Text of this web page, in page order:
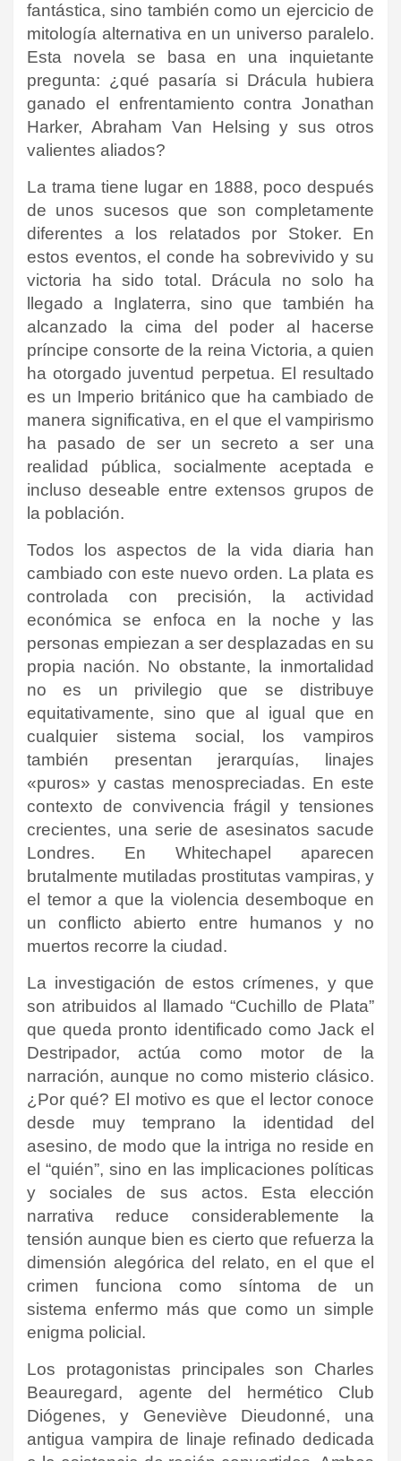
fantástica, sino también como un ejercicio de
mitología alternativa en un universo paralelo.
Esta novela se basa en una inquietante
pregunta: ¿qué pasaría si Drácula hubiera
ganado el enfrentamiento contra Jonathan
Harker, Abraham Van Helsing y sus otros
valientes aliados?
La trama tiene lugar en 1888, poco después
de unos sucesos que son completamente
diferentes a los relatados por Stoker. En
estos eventos, el conde ha sobrevivido y su
victoria ha sido total. Drácula no solo ha
llegado a Inglaterra, sino que también ha
alcanzado la cima del poder al hacerse
príncipe consorte de la reina Victoria, a quien
ha otorgado juventud perpetua. El resultado
es un Imperio británico que ha cambiado de
manera significativa, en el que el vampirismo
ha pasado de ser un secreto a ser una
realidad pública, socialmente aceptada e
incluso deseable entre extensos grupos de
la población.
Todos los aspectos de la vida diaria han
cambiado con este nuevo orden. La plata es
controlada con precisión, la actividad
económica se enfoca en la noche y las
personas empiezan a ser desplazadas en su
propia nación. No obstante, la inmortalidad
no es un privilegio que se distribuye
equitativamente, sino que al igual que en
cualquier sistema social, los vampiros
también presentan jerarquías, linajes
«puros» y castas menospreciadas. En este
contexto de convivencia frágil y tensiones
crecientes, una serie de asesinatos sacude
Londres. En Whitechapel aparecen
brutalmente mutiladas prostitutas vampiras, y
el temor a que la violencia desemboque en
un conflicto abierto entre humanos y no
muertos recorre la ciudad.
La investigación de estos crímenes, y que
son atribuidos al llamado “Cuchillo de Plata”
que queda pronto identificado como Jack el
Destripador, actúa como motor de la
narración, aunque no como misterio clásico.
¿Por qué? El motivo es que el lector conoce
desde muy temprano la identidad del
asesino, de modo que la intriga no reside en
el “quién”, sino en las implicaciones políticas
y sociales de sus actos. Esta elección
narrativa reduce considerablemente la
tensión aunque bien es cierto que refuerza la
dimensión alegórica del relato, en el que el
crimen funciona como síntoma de un
sistema enfermo más que como un simple
enigma policial.
Los protagonistas principales son Charles
Beauregard, agente del hermético Club
Diógenes, y Geneviève Dieudonné, una
antigua vampira de linaje refinado dedicada